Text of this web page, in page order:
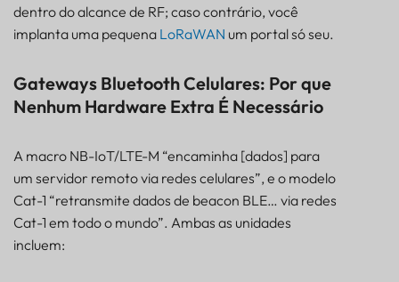
dentro do alcance de RF; caso contrário, você
implanta uma pequena LoRaWAN um portal só seu.
Gateways Bluetooth Celulares: Por que
Nenhum Hardware Extra É Necessário
A macro NB-IoT/LTE-M “encaminha [dados] para
um servidor remoto via redes celulares”, e o modelo
Cat-1 “retransmite dados de beacon BLE… via redes
Cat-1 em todo o mundo”. Ambas as unidades
incluem: